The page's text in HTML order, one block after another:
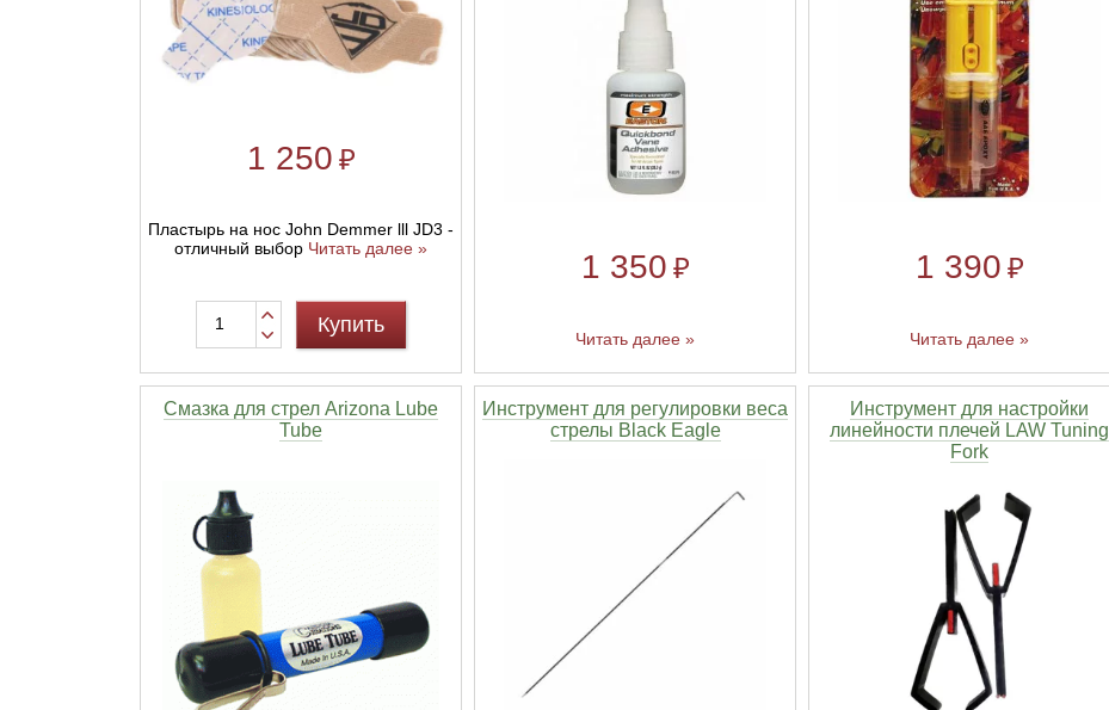
1 250 ₽
Пластырь на нос John Demmer lll JD3 -
отличный выбор Читать далее »
Купить
1 350 ₽
Читать далее »
1 390 ₽
Читать далее »
Смазка для стрел Arizona Lube
Tube
Инструмент для регулировки веса
стрелы Black Eagle
Инструмент для настройки
линейности плечей LAW Tuning
Fork